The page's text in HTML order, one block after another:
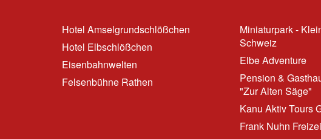
Hotel Amselgrundschlößchen
Hotel Elbschlößchen
Eisenbahnwelten
Felsenbühne Rathen
Miniaturpark -
Schweiz
Elbe Adventure
Pension &
"Zur Alten Säge"
Kanu Aktiv Tours
Frank Nuhn